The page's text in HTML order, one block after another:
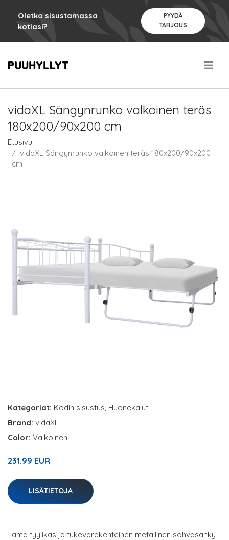
Oletko sisustamassa
kotiasi?
PYYDÄ
TARJOUS
vidaXL Sängynrunko valkoinen teräs
180x200/90x200 cm
Etusivu
vidaXL Sängynrunko valkoinen teräs 180x200/90x200
cm
Kategoriat: Kodin sisustus, Huonekalut
Brand: vidaXL
Color: Valkoinen
231.99 EUR
LISÄTIETOJA
Tämä tyylikäs ja tukevarakenteinen metallinen sohvasänky